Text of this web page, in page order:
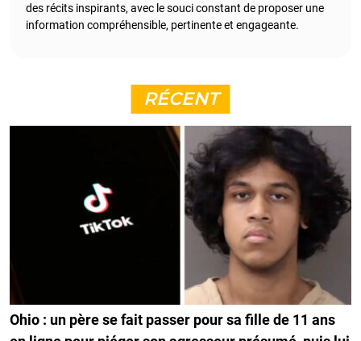
des récits inspirants, avec le souci constant de proposer une
information compréhensible, pertinente et engageante.
RÉCENT
Ohio : un père se fait passer pour sa fille de 11 ans